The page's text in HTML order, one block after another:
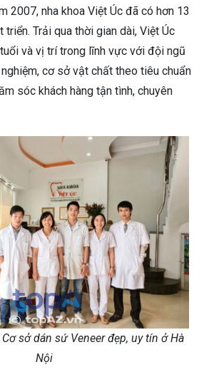
2007, nha khoa Việt Úc đã có hơn 13
triển. Trải qua thời gian dài, Việt Úc
và vị trí trong lĩnh vực với đội ngũ
cơ sở vật chất theo tiêu chuẩn
sóc khách hàng tận tình, chuyên
sở dán sứ Veneer đẹp, uy tín ở Hà
Nội